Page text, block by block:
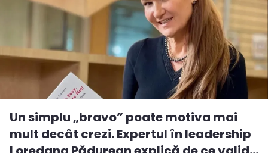
Un simplu „bravo” poate motiva mai
mult decât crezi. Expertul în leadership